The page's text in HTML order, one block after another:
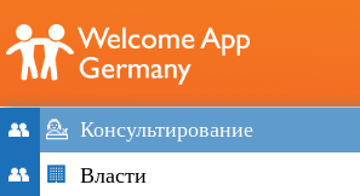
👥
запуск
👥
💁 Консультирование
🏢
Власти